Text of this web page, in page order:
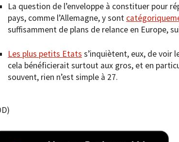
La question de l’enveloppe à constituer pour
pays, comme l’Allemagne, y sont
suffisamment de plans de relance en Europe,
Les plus petits Etats s’inquiètent, eux, de voir
cela bénéficierait surtout aux gros, et en
souvent, rien n’est simple à 27.